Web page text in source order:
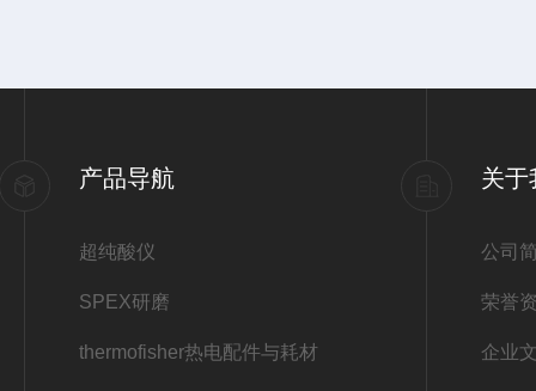
产品导航
超纯酸仪
SPEX研磨
thermofisher热电配件与耗材
关于
公司
荣誉
企业